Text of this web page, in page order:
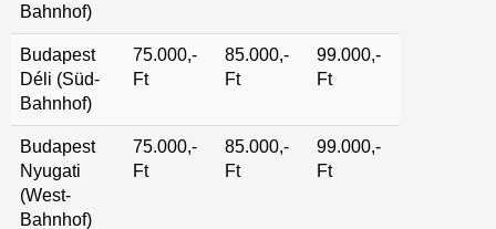
Bahnhof)
Budapest
Déli (Süd-
Bahnhof)
75.000,-
Ft
85.000,-
Ft
99.000,-
Ft
Budapest
Nyugati
(West-
Bahnhof)
75.000,-
Ft
85.000,-
Ft
99.000,-
Ft